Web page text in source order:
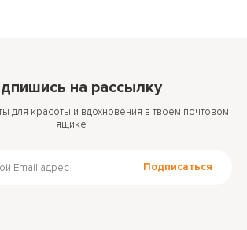
на рассылку
Подписаться
для красоты и вдохновения в твоем почтовом
ящике